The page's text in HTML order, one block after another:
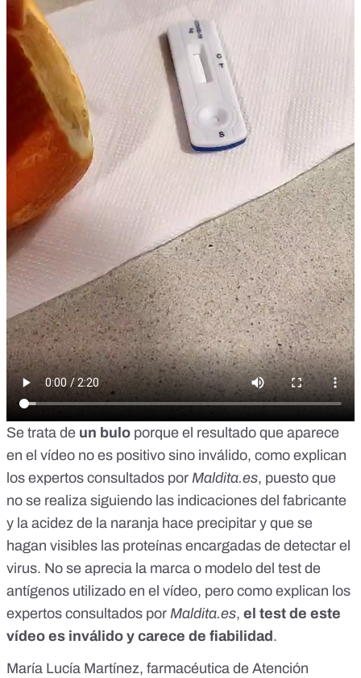
Se trata de un bulo porque el resultado que aparece
en el vídeo no es positivo sino inválido, como explican
los expertos consultados por Maldita.es, puesto que
no se realiza siguiendo las indicaciones del fabricante
y la acidez de la naranja hace precipitar y que se
hagan visibles las proteínas encargadas de detectar el
virus. No se aprecia la marca o modelo del test de
antígenos utilizado en el vídeo, pero como explican los
expertos consultados por Maldita.es, el test de este
vídeo es inválido y carece de fiabilidad .
María Lucía Martínez, farmacéutica de Atención